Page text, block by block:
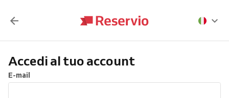
Accedi al tuo account
E-mail